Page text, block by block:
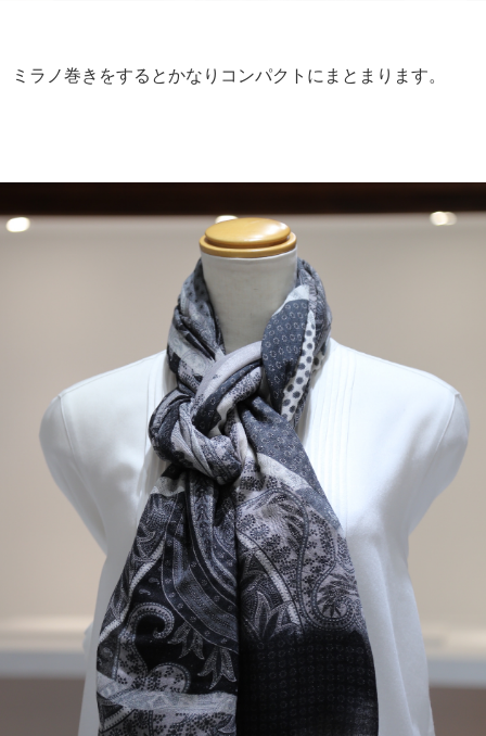
ミラノ巻きをするとかなりコンパクトにまとまります。